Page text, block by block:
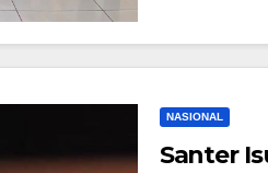
NASIONAL
Santer